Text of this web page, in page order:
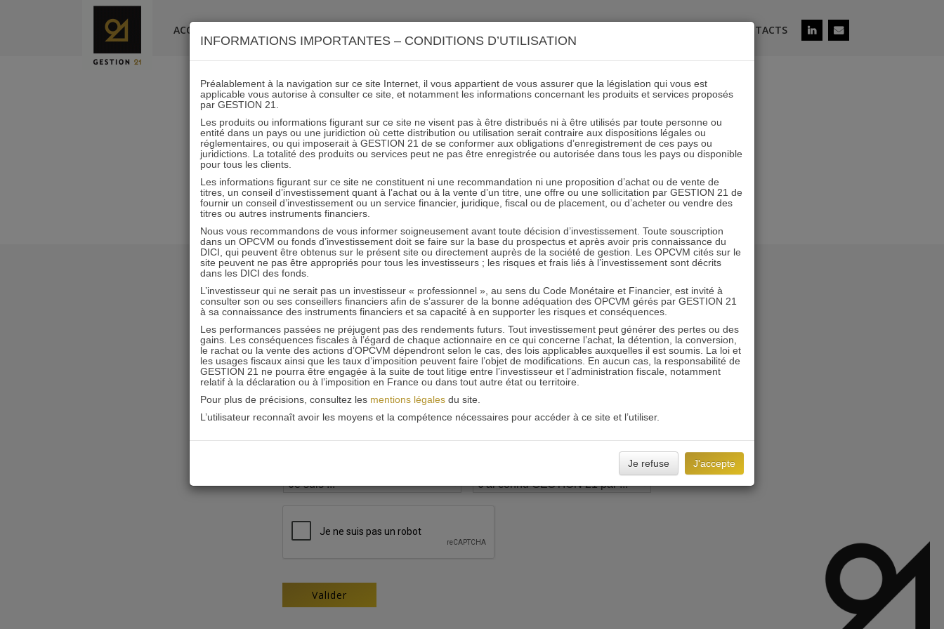
ACCUEIL CONTACTS
Lipper-2012-blanc
20.10.2017 - Partagez l'article sur
RESTER INFORMÉ
Recevoir nos newsletters
INFORMATIONS IMPORTANTES – CONDITIONS D’UTILISATION
Préalablement à la navigation sur ce site Internet, il vous appartient de vous assurer que la législation qui vous est
applicable vous autorise à consulter ce site, et notamment les informations concernant les produits et services proposés
par GESTION 21.
Les produits ou informations figurant sur ce site ne visent pas à être distribués ni à être utilisés par toute personne ou
entité dans un pays ou une juridiction où cette distribution ou utilisation serait contraire aux dispositions légales ou
réglementaires, ou qui imposerait à GESTION 21 de se conformer aux obligations d’enregistrement de ces pays ou
juridictions. La totalité des produits ou services peut ne pas être enregistrée ou autorisée dans tous les pays ou disponible
pour tous les clients.
Les informations figurant sur ce site ne constituent ni une recommandation ni une proposition d’achat ou de vente de
titres, un conseil d’investissement quant à l’achat ou à la vente d’un titre, une offre ou une sollicitation par GESTION 21 de
fournir un conseil d’investissement ou un service financier, juridique, fiscal ou de placement, ou d’acheter ou vendre des
titres ou autres instruments financiers.
Nous vous recommandons de vous informer soigneusement avant toute décision d’investissement. Toute souscription
dans un OPCVM ou fonds d’investissement doit se faire sur la base du prospectus et après avoir pris connaissance du
DICI, qui peuvent être obtenus sur le présent site ou directement auprès de la société de gestion. Les OPCVM cités sur le
site peuvent ne pas être appropriés pour tous les investisseurs ; les risques et frais liés à l’investissement sont décrits
dans les DICI des fonds.
L’investisseur qui ne serait pas un investisseur « professionnel », au sens du Code Monétaire et Financier, est invité à
consulter son ou ses conseillers financiers afin de s’assurer de la bonne adéquation des OPCVM gérés par GESTION 21
à sa connaissance des instruments financiers et sa capacité à en supporter les risques et conséquences.
Les performances passées ne préjugent pas des rendements futurs. Tout investissement peut générer des pertes ou des
gains. Les conséquences fiscales à l’égard de chaque actionnaire en ce qui concerne l’achat, la détention, la conversion,
le rachat ou la vente des actions d’OPCVM dépendront selon le cas, des lois applicables auxquelles il est soumis. La loi et
les usages fiscaux ainsi que les taux d’imposition peuvent faire l’objet de modifications. En aucun cas, la responsabilité de
GESTION 21 ne pourra être engagée à la suite de tout litige entre l’investisseur et l’administration fiscale, notamment
relatif à la déclaration ou à l’imposition en France ou dans tout autre état ou territoire.
Pour plus de précisions, consultez les mentions légalesdu site.
L’utilisateur reconnaît avoir les moyens et la compétence nécessaires pour accéder à ce site et l’utiliser.
Je refuse J'accepte